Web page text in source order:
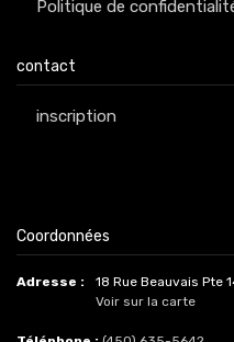
Politique de
contact
inscription
Coordonnées
Adresse :
18 Rue Beauvais Pte
Voir sur la carte